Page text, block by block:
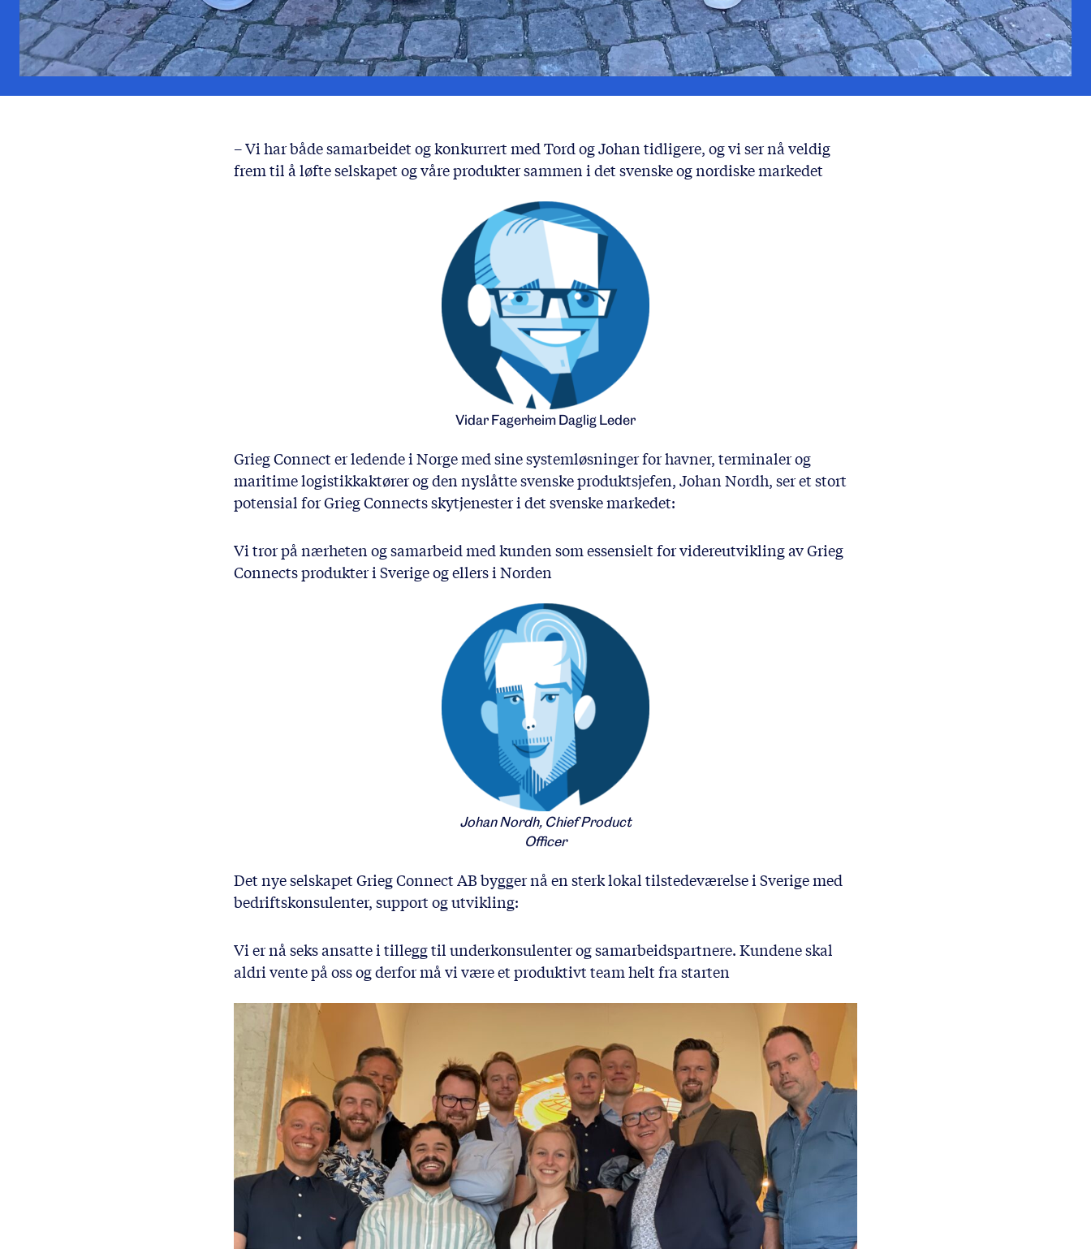
– Vi har både samarbeidet og konkurrert med Tord og Johan tidligere, og vi ser nå veldig
frem til å løfte selskapet og våre produkter sammen i det svenske og nordiske markedet
Vidar Fagerheim Daglig Leder
Grieg Connect er ledende i Norge med sine systemløsninger for havner, terminaler og
maritime logistikkaktører og den nyslåtte svenske produktsjefen, Johan Nordh, ser et stort
potensial for Grieg Connects skytjenester i det svenske markedet:
Vi tror på nærheten og samarbeid med kunden som essensielt for videreutvikling av Grieg
Connects produkter i Sverige og ellers i Norden
Johan Nordh, Chief Product
Officer
Det nye selskapet Grieg Connect AB bygger nå en sterk lokal tilstedeværelse i Sverige med
bedriftskonsulenter, support og utvikling:
Vi er nå seks ansatte i tillegg til underkonsulenter og samarbeidspartnere. Kundene skal
aldri vente på oss og derfor må vi være et produktivt team helt fra starten